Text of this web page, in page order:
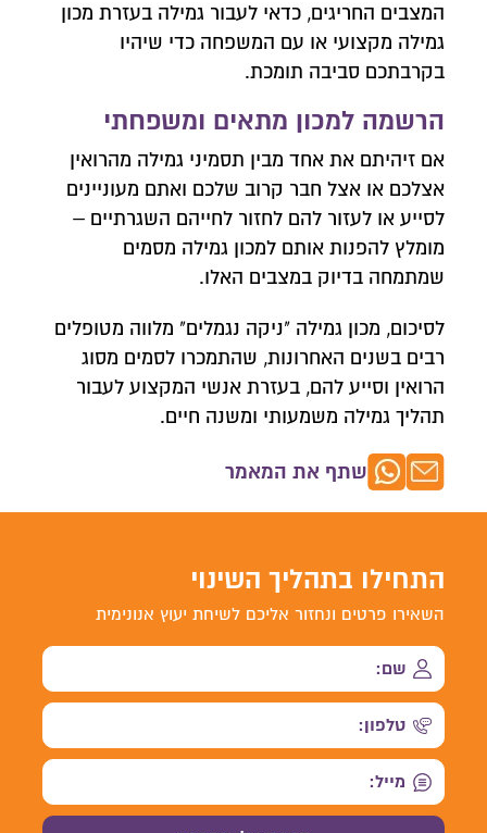
צרו איתנו קשר
השאירו פרטים ונחזור אליכם לשיחת יעוץ אנונימית
המצבים החריגים, כדאי לעבור גמילה בעזרת מכון
גמילה מקצועי או עם המשפחה כדי שיהיו
בקרבתכם סביבה תומכת.
הרשמה למכון מתאים ומשפחתי
אם זיהיתם את אחד מבין תסמיני גמילה מהרואין
אצלכם או אצל חבר קרוב שלכם ואתם מעוניינים
לסייע או לעזור להם לחזור לחייהם השגרתיים –
מומלץ להפנות אותם למכון גמילה מסמים
שמתמחה בדיוק במצבים האלו.
לסיכום, מכון גמילה "ניקה נגמלים" מלווה מטופלים
רבים בשנים האחרונות, שהתמכרו לסמים מסוג
הרואין וסייע להם, בעזרת אנשי המקצוע לעבור
תהליך גמילה משמעותי ומשנה חיים.
שתף את המאמר
התחילו בתהליך השינוי
השאירו פרטים ונחזור אליכם לשיחת יעוץ אנונימית